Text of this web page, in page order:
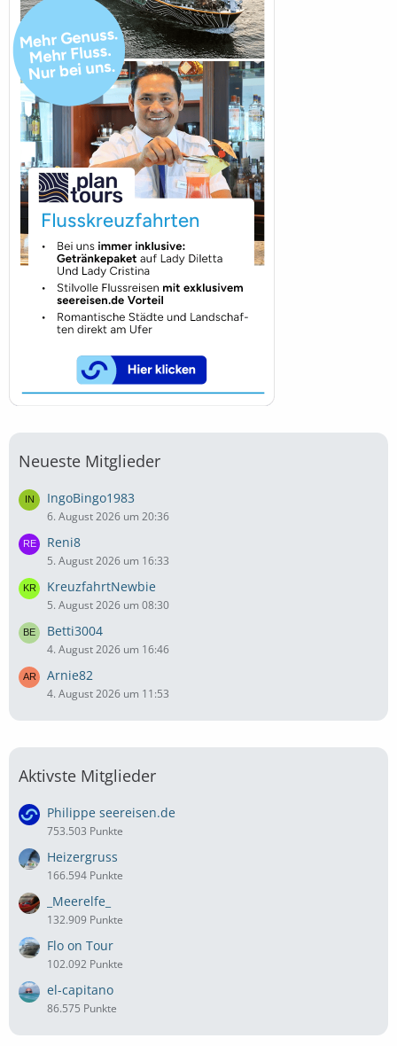
Neueste Mitglieder
IngoBingo1983
6. August 2026 um 20:36
Reni8
5. August 2026 um 16:33
KreuzfahrtNewbie
5. August 2026 um 08:30
Betti3004
4. August 2026 um 16:46
Arnie82
4. August 2026 um 11:53
Aktivste Mitglieder
Philippe seereisen.de
753.503 Punkte
Heizergruss
166.594 Punkte
_Meerelfe_
132.909 Punkte
Flo on Tour
102.092 Punkte
el-capitano
86.575 Punkte